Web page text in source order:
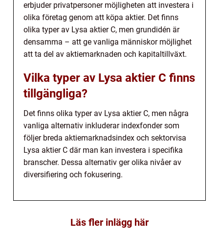
erbjuder privatpersoner möjligheten att investera i
olika företag genom att köpa aktier. Det finns
olika typer av Lysa aktier C, men grundidén är
densamma – att ge vanliga människor möjlighet
att ta del av aktiemarknaden och kapitaltillväxt.
Vilka typer av Lysa aktier C finns
tillgängliga?
Det finns olika typer av Lysa aktier C, men några
vanliga alternativ inkluderar indexfonder som
följer breda aktiemarknadsindex och sektorvisa
Lysa aktier C där man kan investera i specifika
branscher. Dessa alternativ ger olika nivåer av
diversifiering och fokusering.
Läs fler inlägg här